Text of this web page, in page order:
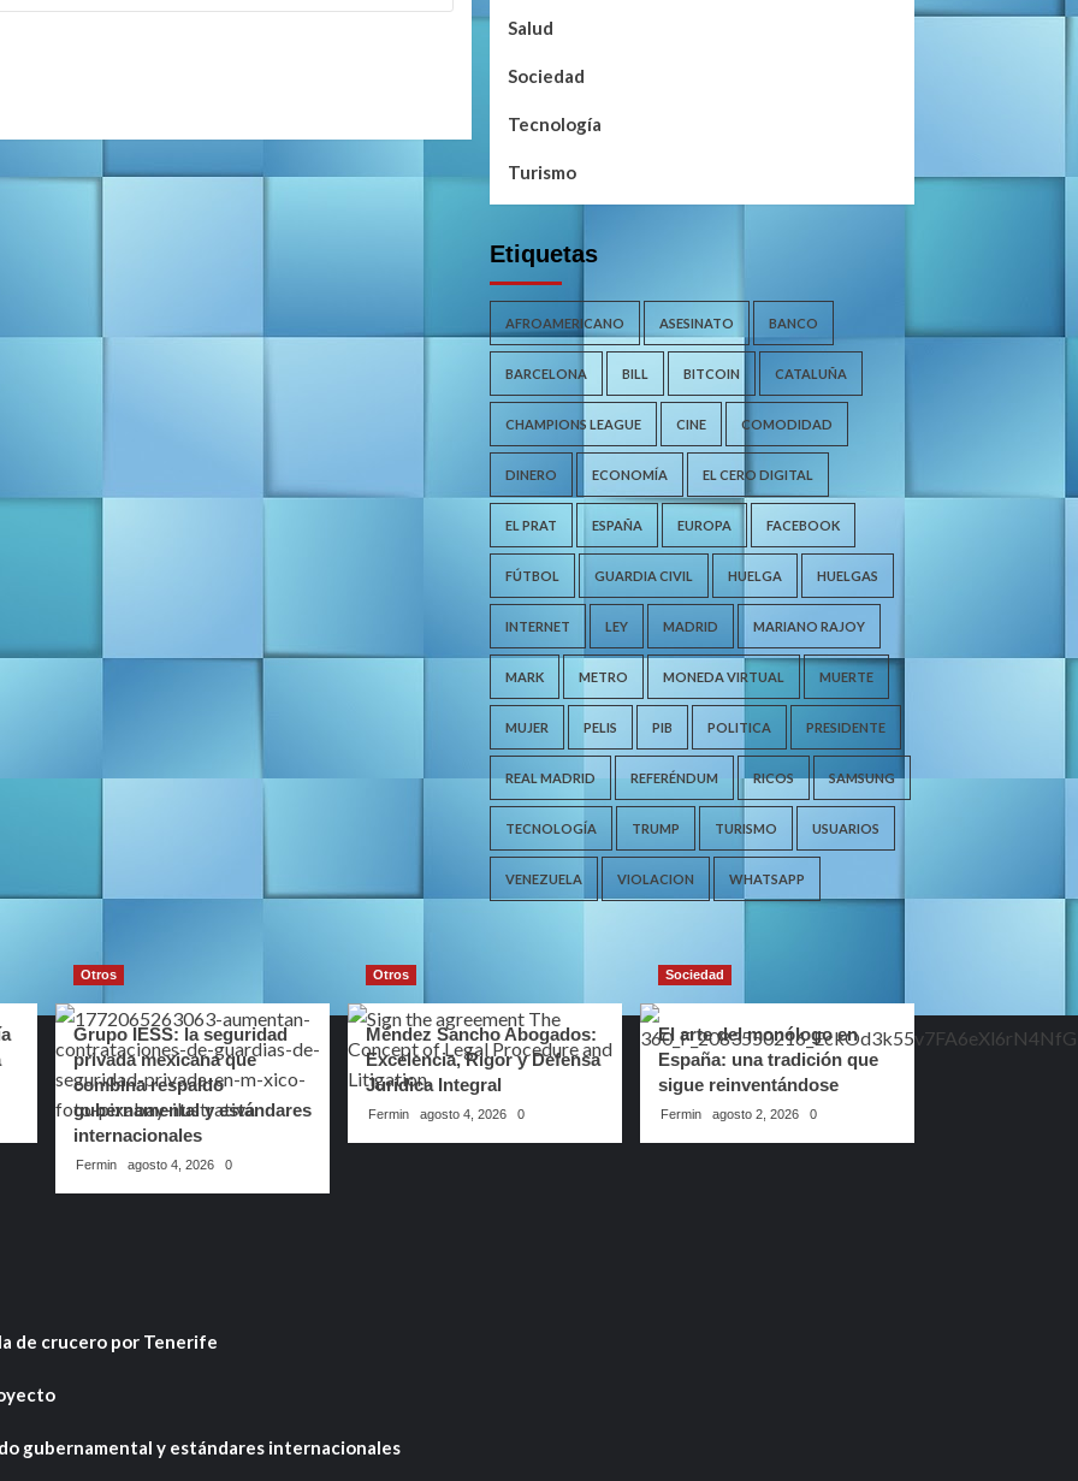
Salud
Sociedad
Tecnología
Turismo
Etiquetas
AFROAMERICANO ASESINATO BANCO
BARCELONA BILL BITCOIN CATALUÑA
CHAMPIONS LEAGUE CINE COMODIDAD
DINERO ECONOMÍA EL CERO DIGITAL
EL PRAT ESPAÑA EUROPA FACEBOOK
FÚTBOL GUARDIA CIVIL HUELGA HUELGAS
INTERNET LEY MADRID MARIANO RAJOY
MARK METRO MONEDA VIRTUAL MUERTE
MUJER PELIS PIB POLITICA PRESIDENTE
REAL MADRID REFERÉNDUM RICOS SAMSUNG
TECNOLOGÍA TRUMP TURISMO USUARIOS
VENEZUELA VIOLACION WHATSAPP
Otros
Grupo IESS: la seguridad
privada mexicana que
combina respaldo
gubernamental y estándares
internacionales
Fermin agosto 4, 2026 0
Otros
Méndez Sancho Abogados:
Excelencia, Rigor y Defensa
Jurídica Integral
Fermin agosto 4, 2026 0
Sociedad
El arte del monólogo en
España: una tradición que
sigue reinventándose
Fermin agosto 2, 2026 0
de crucero por Tenerife
gubernamental y estándares internacionales